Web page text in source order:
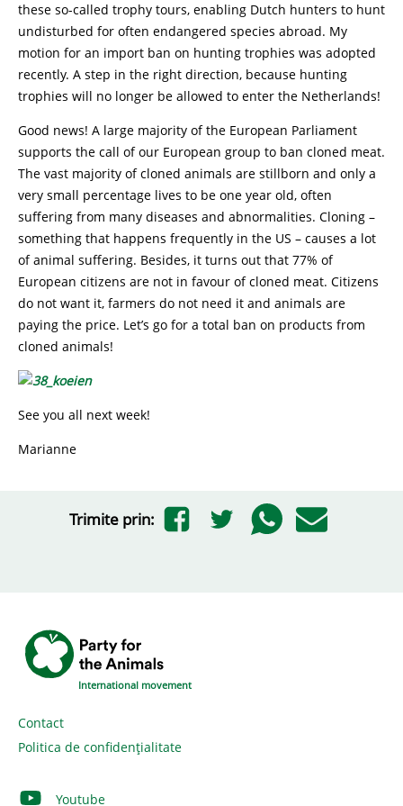
these so-called trophy tours, enabling Dutch hunters to hunt
undisturbed for often endangered species abroad. My
motion for an import ban on hunting trophies was adopted
recently. A step in the right direction, because hunting
trophies will no longer be allowed to enter the Netherlands!
Good news! A large majority of the European Parliament
supports the call of our European group to ban cloned meat.
The vast majority of cloned animals are stillborn and only a
very small percentage lives to be one year old, often
suffering from many diseases and abnormalities. Cloning –
something that happens frequently in the US – causes a lot
of animal suffering. Besides, it turns out that 77% of
European citizens are not in favour of cloned meat. Citizens
do not want it, farmers do not need it and animals are
paying the price. Let’s go for a total ban on products from
cloned animals!
See you all next week!
Marianne
Trimite prin:
International movement
Contact
Politica de confidențialitate
Youtube